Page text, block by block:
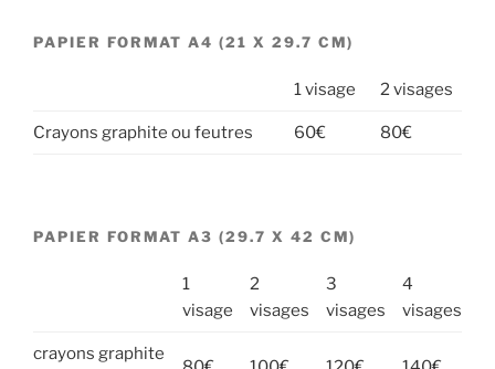
PAPIER FORMAT A4 (21 X 29.7 CM)
1 visage 2 visages
Crayons graphite ou feutres 60€ 80€
PAPIER FORMAT A3 (29.7 X 42 CM)
1
visage
2
visages
3
visages
4
visages
crayons graphite